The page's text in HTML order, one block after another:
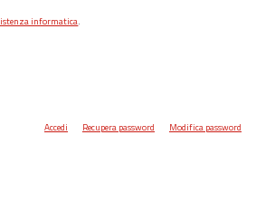
informatica.
Accedi Recupera password Modifica password